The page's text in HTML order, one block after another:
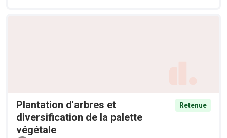
Plantation d'arbres et
diversification de la palette
végétale
Retenue